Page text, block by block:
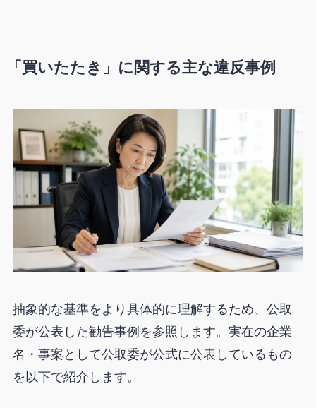
「買いたたき」に関する主な違反事例
抽象的な基準をより具体的に理解するため、公取
委が公表した勧告事例を参照します。実在の企業
名・事案として公取委が公式に公表しているもの
を以下で紹介します。